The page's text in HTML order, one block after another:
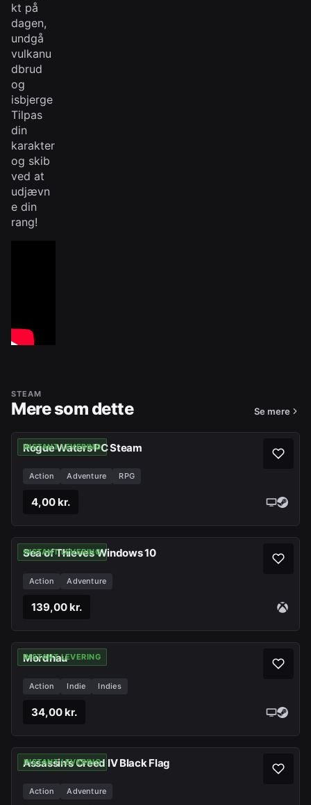
kt på
dagen,
undgå
vulkanu
dbrud
og
isbjerge
Tilpas
din
karakter
og skib
ved at
udjævn
e din
rang!
STEAM
Mere som dette Se mere
INSTANT LEVERING
Rogue Waters PC Steam
Action Adventure RPG
4,00 kr.
INSTANT LEVERINGSea of Thieves Windows 10
Action Adventure
139,00 kr.
INSTANT LEVERING
Mordhau
Action Indie Indies
34,00 kr.
INSTANT LEVERING
Assassin's Creed IV Black Flag
Action Adventure